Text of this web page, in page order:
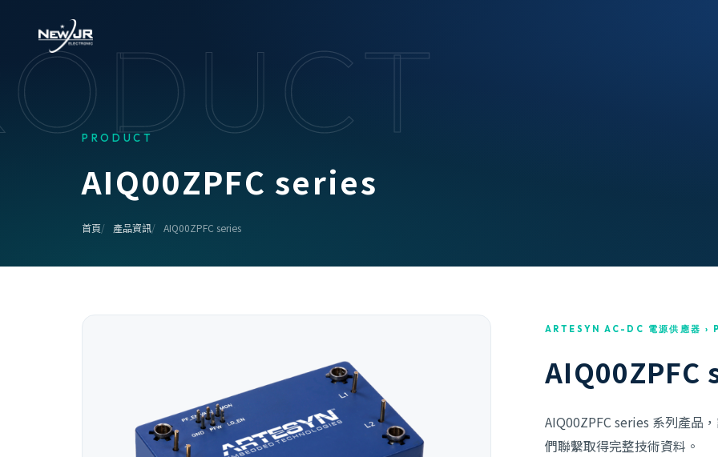
PRODUCT
AIQ00ZPFC series
首頁 產品資訊 AIQ00ZPFC series
ARTESYN AC-DC 電源供應器 ›
AIQ00ZPFC
AIQ00ZPFC series 系列產品
們聯繫取得完整技術資料。